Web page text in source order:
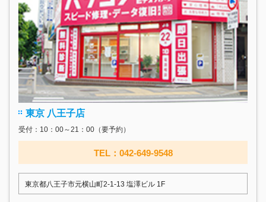
東京 八王子店
受付：10：00～21：00（要予約）
TEL：042-649-9548
東京都八王子市元横山町2-1-13 塩澤ビル 1F